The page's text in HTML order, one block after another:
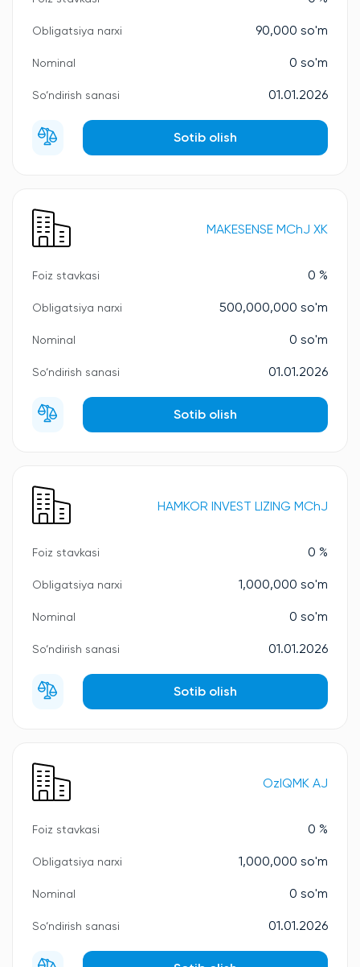
Obligatsiya narxi 90,000 so'm
Nominal 0 so'm
So‘ndirish sanasi 01.01.2026
Sotib olish
MAKESENSE MChJ XK
Foiz stavkasi 0 %
Obligatsiya narxi 500,000,000 so'm
Nominal 0 so'm
So‘ndirish sanasi 01.01.2026
Sotib olish
HAMKOR INVEST LIZING MChJ
Foiz stavkasi 0 %
Obligatsiya narxi 1,000,000 so'm
Nominal 0 so'm
So‘ndirish sanasi 01.01.2026
Sotib olish
OzIQMK AJ
Foiz stavkasi 0 %
Obligatsiya narxi 1,000,000 so'm
Nominal 0 so'm
So‘ndirish sanasi 01.01.2026